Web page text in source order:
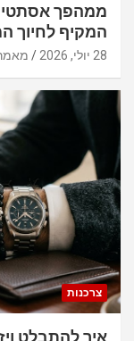
ממהפך אסתטי
המקיף לחיוך
28 יולי, 2026
צרכנות